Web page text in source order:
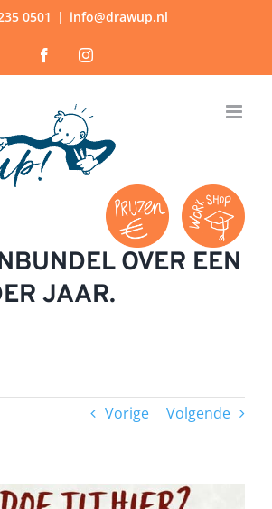
0501 | info@drawup.nl
FacebookInstagram
OVER EEN
JAAR.
Vorige Volgende